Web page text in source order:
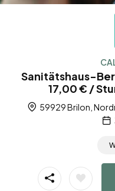
Sanitätshaus-
17,00 € /
59929 Brilon,